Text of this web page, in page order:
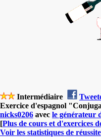
Intermédiaire
Exercice d'espagnol
nicks0206 avec le générateur
[Plus de cours et d'exercices
Voir les statistiques de réussite